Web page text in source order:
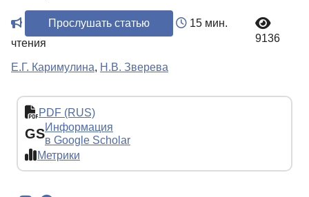
Прослушать статью
15 мин.
чтения
9136
Е.Г. Каримулина, Н.В. Зверева
PDF (RUS)
GSИнформация
в Google Scholar
Метрики